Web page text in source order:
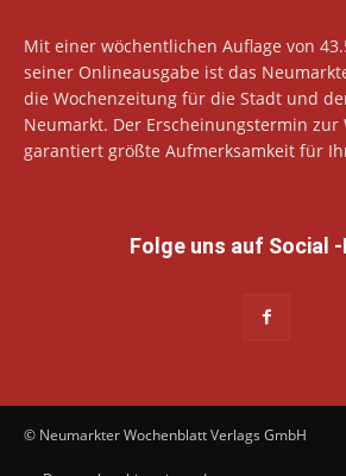
Mit einer wöchentlichen Auflage von
seiner Onlineausgabe ist das
die Wochenzeitung für die Stadt und
Neumarkt. Der Erscheinungstermin zur
garantiert größte Aufmerksamkeit für
Folge uns auf Social
© Neumarkter Wochenblatt Verlags GmbH